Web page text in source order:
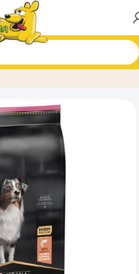
Pro Plan Medium Adult